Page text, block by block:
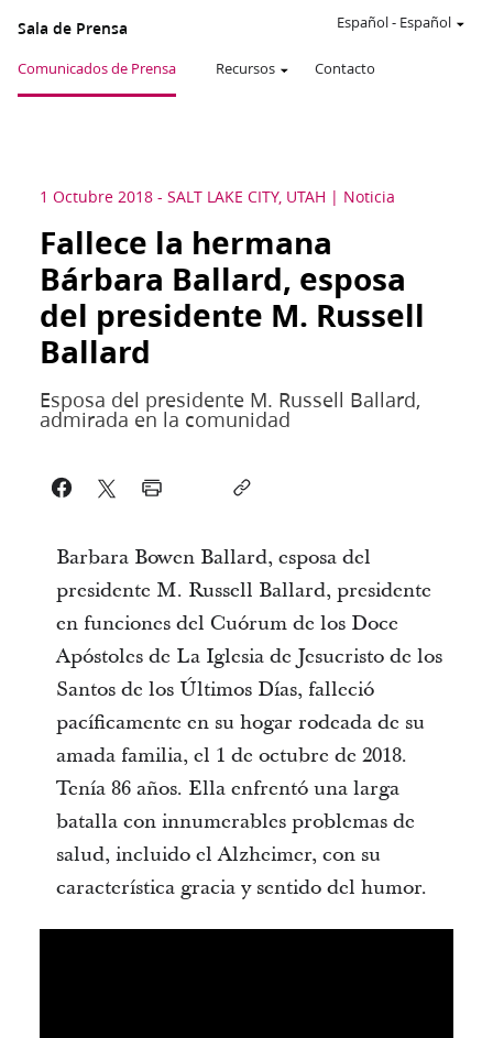
Sala de Prensa
Comunicados de Prensa Recursos Contacto
Español- Español
1 Octubre 2018 - SALT LAKE CITY, UTAH Noticia
Fallece la hermana
Bárbara Ballard, esposa
del presidente M. Russell
Ballard
Esposa del presidente M. Russell Ballard,
admirada en la comunidad
Barbara Bowen Ballard, esposa del
presidente M. Russell Ballard, presidente
en funciones del Cuórum de los Doce
Apóstoles de La Iglesia de Jesucristo de los
Santos de los Últimos Días, falleció
pacíficamente en su hogar rodeada de su
amada familia, el 1 de octubre de 2018.
Tenía 86 años. Ella enfrentó una larga
batalla con innumerables problemas de
salud, incluido el Alzheimer, con su
característica gracia y sentido del humor.